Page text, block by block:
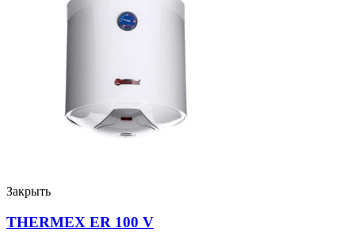
Закрыть
THERMEX ER 100 V